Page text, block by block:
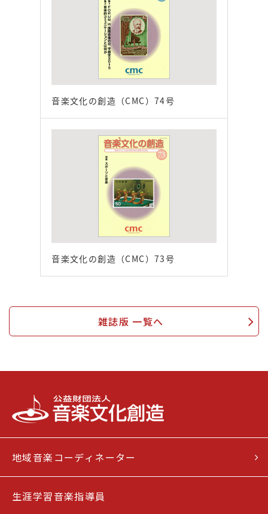
音楽文化の創造（CMC）74号
音楽文化の創造（CMC）73号
雑誌版 一覧へ
地域音楽コーディネーター
生涯学習音楽指導員